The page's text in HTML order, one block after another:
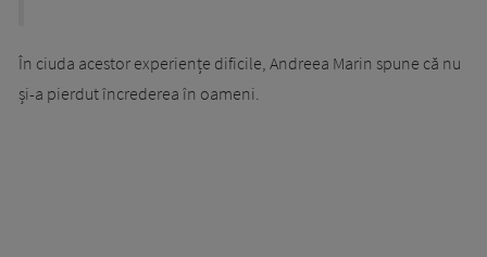
În ciuda acestor experiențe dificile, Andreea Marin spune că nu
și-a pierdut încrederea în oameni.